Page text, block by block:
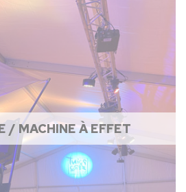
/ MACHINE À EFFET